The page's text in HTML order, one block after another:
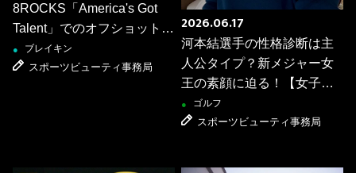
8ROCKS「America's Got
Talent」でのオフショットを
公開！
● ブレイキン
スポーツビューティ事務局
2026.06.17
河本結選手の性格診断は主
人公タイプ？新メジャー女
王の素顔に迫る！【女子ゴ
ルファー質問リレー】
● ゴルフ
スポーツビューティ事務局